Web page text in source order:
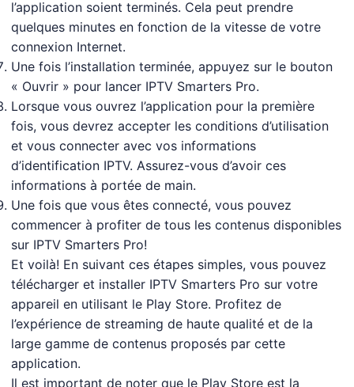
l’application soient terminés. Cela peut prendre
quelques minutes en fonction de la vitesse de votre
connexion Internet.
Une fois l’installation terminée, appuyez sur le bouton
« Ouvrir » pour lancer IPTV Smarters Pro.
Lorsque vous ouvrez l’application pour la première
fois, vous devrez accepter les conditions d’utilisation
et vous connecter avec vos informations
d’identification IPTV. Assurez-vous d’avoir ces
informations à portée de main.
Une fois que vous êtes connecté, vous pouvez
commencer à profiter de tous les contenus disponibles
sur IPTV Smarters Pro!
Et voilà! En suivant ces étapes simples, vous pouvez
télécharger et installer IPTV Smarters Pro sur votre
appareil en utilisant le Play Store. Profitez de
l’expérience de streaming de haute qualité et de la
large gamme de contenus proposés par cette
application.
Il est important de noter que le Play Store est la